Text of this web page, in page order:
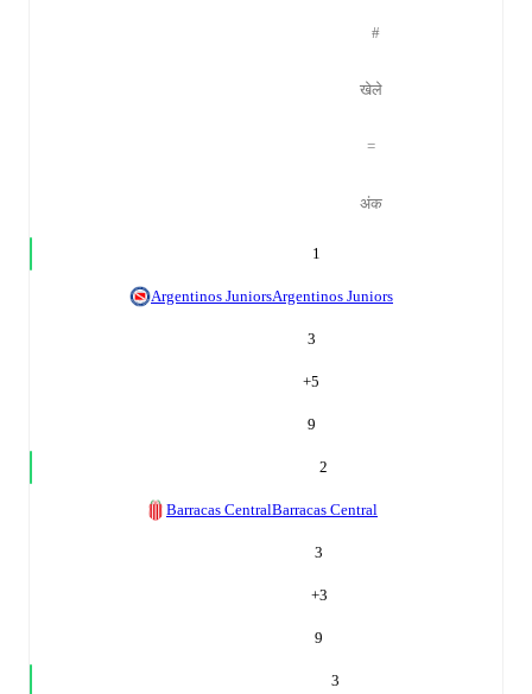
#
खेले
=
अंक
1
Argentinos JuniorsArgentinos Juniors
3
+5
9
2
Barracas CentralBarracas Central
3
+3
9
3